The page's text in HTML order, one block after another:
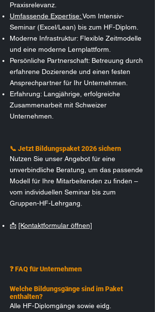
Praxisrelevanz.
Umfassende Expertise:Vom Intensiv-
Seminar (Excel/Lean) bis zum HF-Diplom.
Moderne Infrastruktur: Flexible Zeitmodelle
und eine moderne Lernplattform.
Persönliche Partnerschaft: Betreuung durch
erfahrene Dozierende und einen festen
Ansprechpartner für Ihr Unternehmen.
Erfahrung: Langjährige, erfolgreiche
Zusammenarbeit mit Schweizer
Unternehmen.
📞 Jetzt Bildungspaket 2026 sichern
Nutzen Sie unser Angebot für eine
unverbindliche Beratung, um das passende
Modell für Ihre Mitarbeitenden zu finden –
vom individuellen Seminar bis zum
Gruppen-HF-Lehrgang.
📩 [Kontaktformular öffnen]
❓ FAQ für Unternehmen
Welche Bildungsgänge sind im Paket
enthalten?
Alle HF-Diplomgänge sowie eidg.